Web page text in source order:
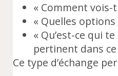
« Comment vois-
« Quelles options
« Qu’est-ce qui
pertinent dans
Ce type d’échange